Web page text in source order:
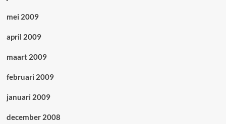
mei 2009
april 2009
maart 2009
februari 2009
januari 2009
december 2008